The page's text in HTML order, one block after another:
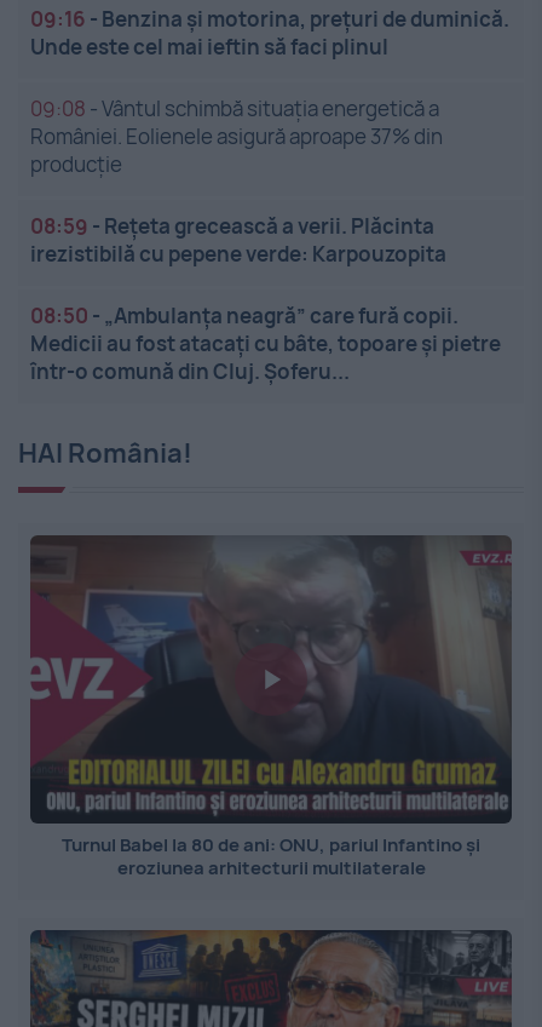
09:16 - Benzina și motorina, prețuri de duminică.
Unde este cel mai ieftin să faci plinul
09:08 -Vântul schimbă situația energetică a
României. Eolienele asigură aproape 37% din
producție
08:59 - Rețeta grecească a verii. Plăcinta
irezistibilă cu pepene verde: Karpouzopita
08:50 - „Ambulanța neagră” care fură copii.
Medicii au fost atacați cu bâte, topoare și pietre
într-o comună din Cluj. Șoferu...
HAI România!
Turnul Babel la 80 de ani: ONU, pariul Infantino și
eroziunea arhitecturii multilaterale